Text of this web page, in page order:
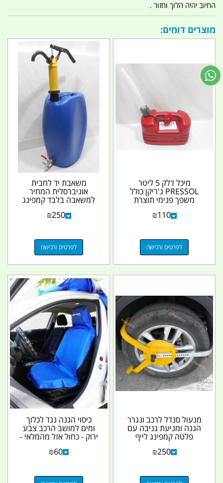
החיוב יהיה הלוך וחזור .
מוצרים דומים:
מיכל דלק 5 ליטר
PRESSOL ג'ריקן כולל
משפך פנימי תוצרת
גרמניה קמפינג לייף
₪110
לפרטים ורכישה
משאבת יד לחבית
אוניברסלית המחיר
למשאבה בלבד קמפינג
₪250
לפרטים ורכישה
מנעול סנדל לרכב ונגרר
הגנה ומניעת גניבה עם
פלטה קמפינג לייף
₪250
כיסוי הגנה נגד לכלוך
ומים למושב הרכב צבע
ירוק - כחול אזל מהמלאי -
₪60